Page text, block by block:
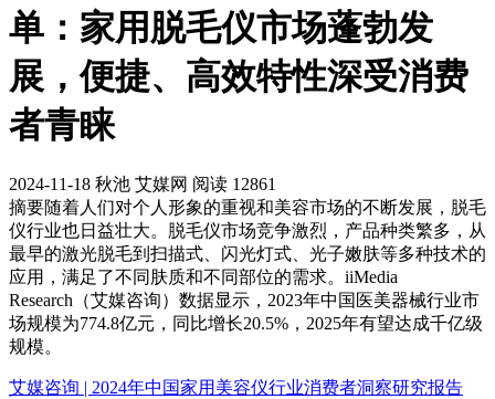
单：家用脱毛仪市场蓬勃发
展，便捷、高效特性深受消费
者青睐
2024-11-18 秋池 艾媒网 阅读 12861
摘要随着人们对个人形象的重视和美容市场的不断发展，脱毛
仪行业也日益壮大。脱毛仪市场竞争激烈，产品种类繁多，从
最早的激光脱毛到扫描式、闪光灯式、光子嫩肤等多种技术的
应用，满足了不同肤质和不同部位的需求。iiMedia
Research（艾媒咨询）数据显示，2023年中国医美器械行业市
场规模为774.8亿元，同比增长20.5%，2025年有望达成千亿级
规模。
艾媒咨询 | 2024年中国家用美容仪行业消费者洞察研究报告